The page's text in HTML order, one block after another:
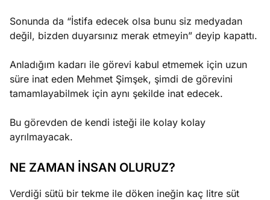
Sonunda da “İstifa edecek olsa bunu siz medyadan
değil, bizden duyarsınız merak etmeyin” deyip kapattı.
Anladığım kadarı ile görevi kabul etmemek için uzun
süre inat eden Mehmet Şimşek, şimdi de görevini
tamamlayabilmek için aynı şekilde inat edecek.
Bu görevden de kendi isteği ile kolay kolay
ayrılmayacak.
NE ZAMAN İNSAN OLURUZ?
Verdiği sütü bir tekme ile döken ineğin kaç litre süt